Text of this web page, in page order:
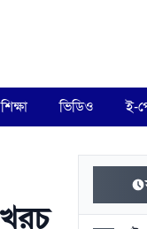
শিক্ষা ভিডিও ই-